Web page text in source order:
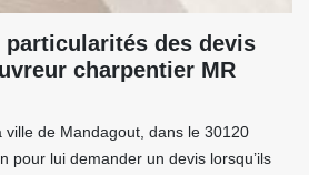
des devis
charpentier MR
ville de Mandagout, dans le 30120
pour lui demander un devis lorsqu’ils